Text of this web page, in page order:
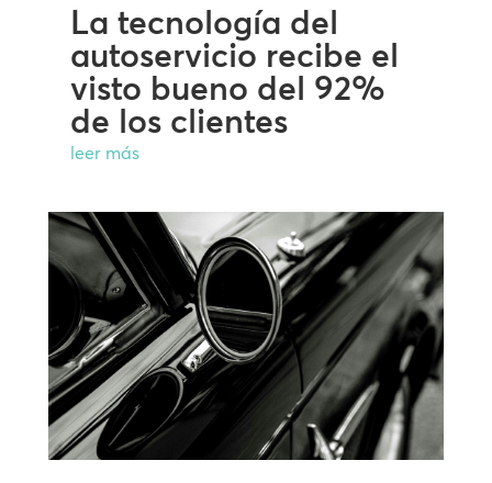
La tecnología del
autoservicio recibe el
visto bueno del 92%
de los clientes
leer más